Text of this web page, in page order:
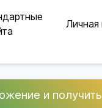
Личная
и